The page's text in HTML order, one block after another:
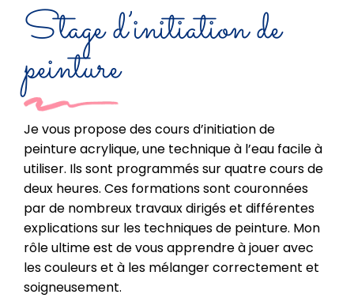
Stage d’initiation de
peinture
Je vous propose des cours d’initiation de
peinture acrylique, une technique à l’eau facile à
utiliser. Ils sont programmés sur quatre cours de
deux heures. Ces formations sont couronnées
par de nombreux travaux dirigés et différentes
explications sur les techniques de peinture. Mon
rôle ultime est de vous apprendre à jouer avec
les couleurs et à les mélanger correctement et
soigneusement.